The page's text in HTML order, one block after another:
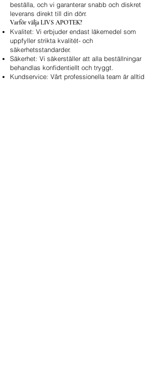
beställa, och vi garanterar snabb och diskret
leverans direkt till din dörr.
Varför välja LIVS APOTEK?
Kvalitet: Vi erbjuder endast läkemedel som
uppfyller strikta kvalitét- och
säkerhetsstandarder.
Säkerhet: Vi säkerställer att alla beställningar
behandlas konfidentiellt och tryggt.
Kundservice: Vårt professionella team är alltid